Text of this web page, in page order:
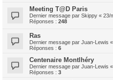
Meeting T@D Paris
Dernier message par Skippy « 23/
Réponses : 248
Ras
Dernier message par Juan-Lewis «
Réponses : 6
Centenaire Montlhéry
Dernier message par Juan-Lewis «
Réponses : 3